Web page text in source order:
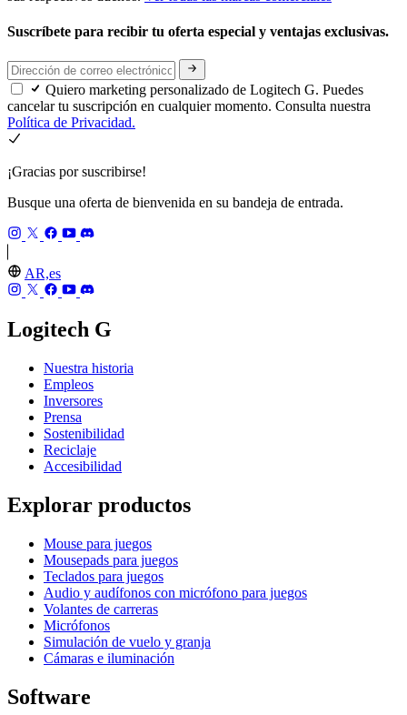
Suscríbete para recibir tu oferta especial y ventajas exclusivas.
Quiero marketing personalizado de Logitech G. Puedes
cancelar tu suscripción en cualquier momento. Consulta nuestra
Política de Privacidad.
¡Gracias por suscribirse!
Busque una oferta de bienvenida en su bandeja de entrada.
AR,es
Logitech G
Nuestra historia
Empleos
Inversores
Prensa
Sostenibilidad
Reciclaje
Accesibilidad
Explorar productos
Mouse para juegos
Mousepads para juegos
Teclados para juegos
Audio y audífonos con micrófono para juegos
Volantes de carreras
Micrófonos
Simulación de vuelo y granja
Cámaras e iluminación
Software